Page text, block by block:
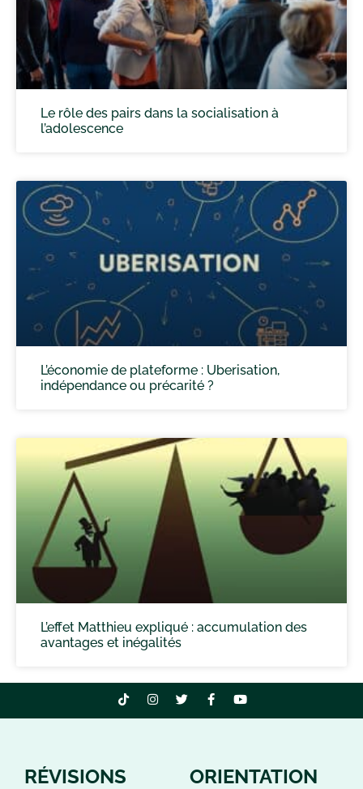
Le rôle des pairs dans la socialisation à
l’adolescence
L’économie de plateforme : Uberisation,
indépendance ou précarité ?
L’effet Matthieu expliqué : accumulation des
avantages et inégalités
RÉVISIONS ORIENTATION